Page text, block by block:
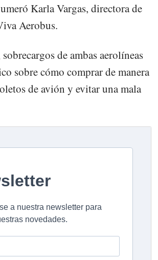
Karla Vargas, directora de
Aerobus.
de ambas aerolíneas
sobre cómo comprar de manera
de avión y evitar una mala